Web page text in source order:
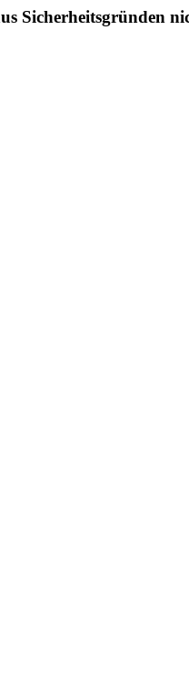
Sicherheitsgründen